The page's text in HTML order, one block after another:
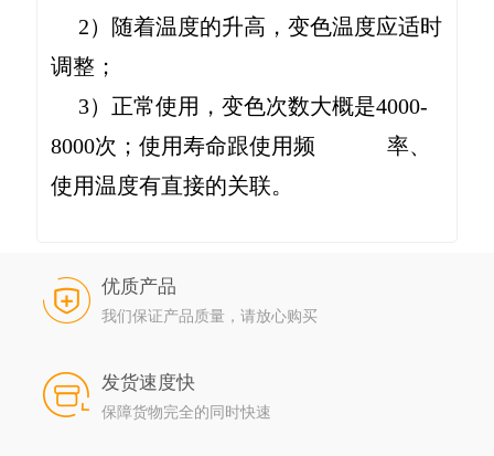
2）随着温度的升高，变色温度应适时
调整；
3）正常使用，变色次数大概是4000-
8000次；使用寿命跟使用频 率、
使用温度有直接的关联。
优质产品
我们保证产品质量，请放心购买
发货速度快
保障货物完全的同时快速